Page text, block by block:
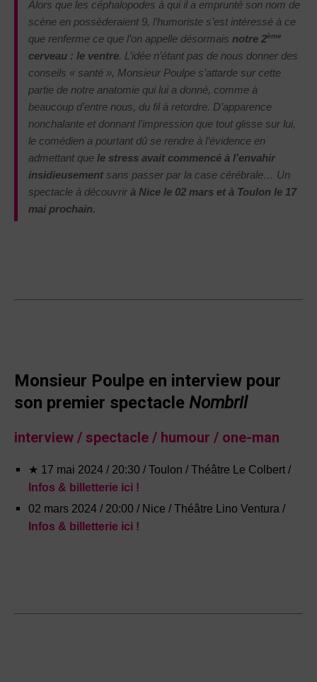
Alors que les céphalopodes à qui il a emprunté son nom de
scène en possèderaient 9, l’humoriste s’est intéressé à ce
que renferme ce que l’on appelle désormais notre 2ème
cerveau : le ventre. L’idée n’étant pas de nous donner des
conseils « santé », Monsieur Poulpe s’attarde sur cette
partie de notre anatomie qui lui a donné, comme à
beaucoup d’entre nous, du fil à retordre. D’apparence
nonchalante et donnant l’impression que tout glisse sur lui,
le comédien a pourtant dû se rendre à l’évidence en
admettant que le stress avait commencé à l’envahir
insidieusement sans passer par la case cérébrale… Un
spectacle à découvrir à Nice le 02 mars et à Toulon le 17
mai prochain.
Monsieur Poulpe en interview pour
son premier spectacle Nombril
interview / spectacle / humour / one-man
★ 17 mai 2024 / 20:30 /Toulon / Théâtre Le Colbert /
Infos & billetterie ici !
02 mars 2024 / 20:00 / Nice / Théâtre Lino Ventura /
Infos & billetterie ici !